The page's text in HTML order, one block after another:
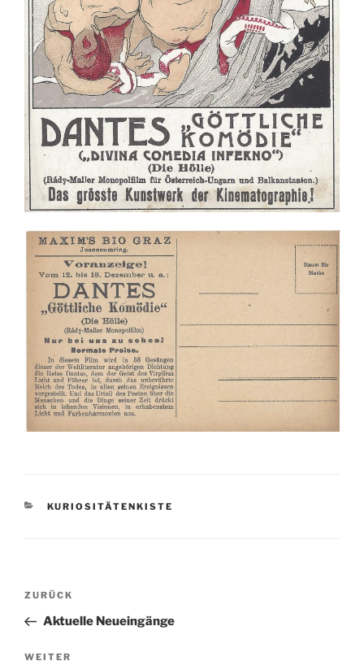
KATEGORIEN
KURIOSITÄTENKISTE
Beitragsnavigation
Vorheriger
Beitrag
ZURÜCK
Aktuelle Neueingänge
WEITER